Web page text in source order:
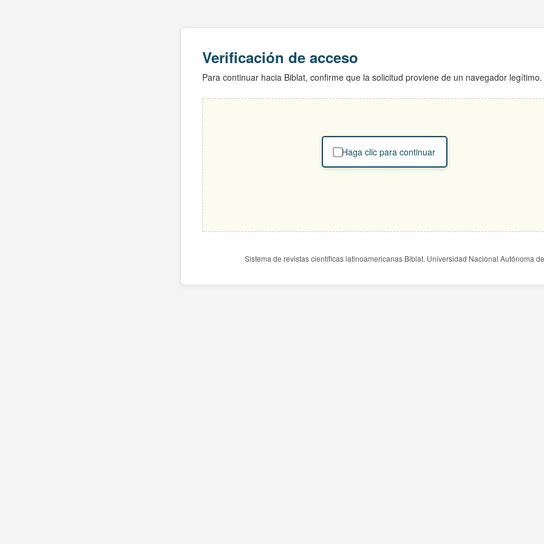
Verificación de acceso
Para continuar hacia Biblat, confirme que la solicitud proviene de un navegador legítimo.
Haga clic para continuar
Sistema de revistas científicas latinoamericanas Biblat. Universidad Nacional Autónoma